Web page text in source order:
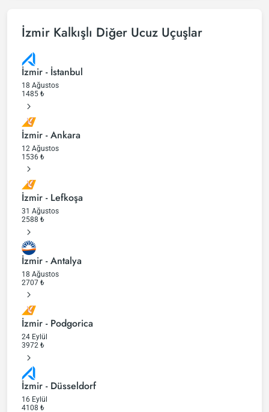
İzmir Kalkışlı Diğer Ucuz Uçuşlar
İzmir - İstanbul
18 Ağustos
1485 ₺
İzmir - Ankara
12 Ağustos
1536 ₺
İzmir - Lefkoşa
31 Ağustos
2588 ₺
İzmir - Antalya
18 Ağustos
2707 ₺
İzmir - Podgorica
24 Eylül
3972 ₺
İzmir - Düsseldorf
16 Eylül
4108 ₺